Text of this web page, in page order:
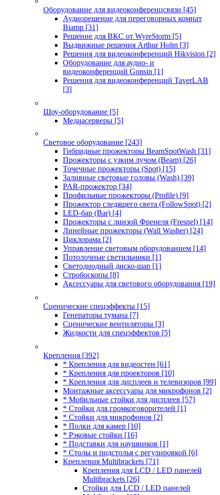
Оборудование для видеоконференцсвязи [45]
Аудиорешение для переговорных комнат
Biamp [31]
Решение для ВКС от WyreStorm [5]
Выдвижные решения Arthur Holm [3]
Решения для видеоконференций Hikvision [2]
Оборудование для аудио- и
видеоконференций Gonsin [1]
Решения для видеоконференций TaverLAB
[3]
Шоу-оборудование [5]
Медиасерверы [5]
Световое оборудование [243]
Гибридные прожекторы BeamSpotWash [31]
Прожекторы с узким лучом (Beam) [26]
Точечные прожекторы (Spot) [15]
Заливные световые головы (Wash) [39]
PAR-прожектор [34]
Профильные прожекторы (Profile) [9]
Прожектор следящего света (FollowSpot) [2]
LED-бар (Bar) [4]
Прожекторы с линзой Френеля (Fresnel) [14]
Линейные прожекторы (Wall Washer) [24]
Циклорама [2]
Управление световым оборудованием [14]
Потолочные светильники [1]
Светодиодный диско-шар [1]
Стробоскопы [8]
Аксессуары для светового оборудования [19]
Сценические спецэффекты [15]
Генераторы тумана [7]
Сценические вентиляторы [3]
Жидкости для спецэффектов [5]
Крепления [392]
* Крепления для видеостен [61]
* Крепления для проекторов [10]
* Крепления для дисплеев и телевизоров [99]
Монтажные аксессуары для микрофонов [2]
* Мобильные стойки для дисплеев [57]
* Стойки для громкоговорителей [1]
* Стойки для микрофонов [2]
* Полки для камер [10]
* Рэковые стойки [16]
* Подставки для наушников [1]
* Столы и подстолья с регулировкой [6]
Крепления Multibrackets [71]
Крепления для LCD / LED панелей
Multibrackets [26]
Стойки для LCD / LED панелей